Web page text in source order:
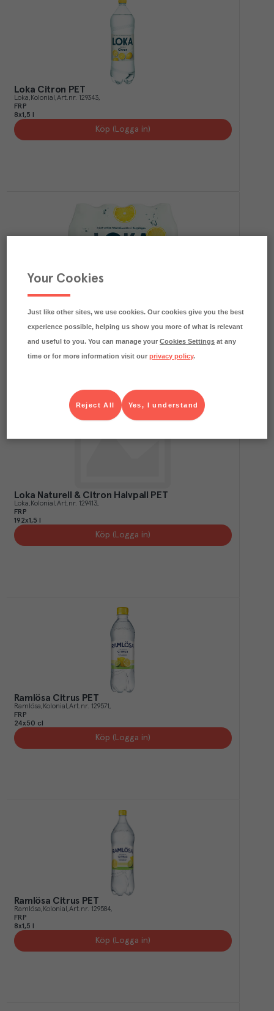
Loka Citron PET
Loka Kolonial Art.nr. 129343
FRP
8x1,5 l
Köp (Logga in)
Loka Citron PET
Köp (Logga in)
Loka Naturell & Citron Halvpall PET
Loka Kolonial Art.nr. 129413
FRP
192x1,5 l
Köp (Logga in)
Ramlösa Citrus PET
Ramlösa Kolonial Art.nr. 129571
FRP
24x50 cl
Köp (Logga in)
Ramlösa Citrus PET
Ramlösa Kolonial Art.nr. 129584
FRP
8x1,5 l
Köp (Logga in)
Your Cookies
Just like other sites, we use cookies. Our cookies give you the best
experience possible, helping us show you more of what is relevant
and useful to you. You can manage yourCookies Settings at any
time or for more information visit ourprivacy policy.
Yes, I understand
Reject All